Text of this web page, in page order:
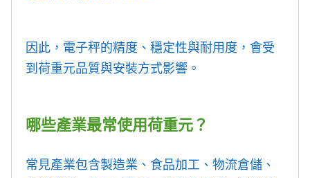
因此，電子秤的精度、穩定性與耐用度，會受
到荷重元品質與安裝方式影響。
哪些產業最常使用荷重元？
常見產業包含製造業、食品加工、物流倉儲、